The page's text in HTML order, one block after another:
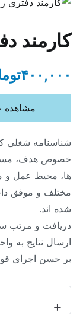
دفتری
تومان
شغلی کارمند
مسئولیت های
عمل و مواردی از
موفق داخل کشور
مرتب سازی
به واحد ها در
قوانین و
مشاهده خلاصه